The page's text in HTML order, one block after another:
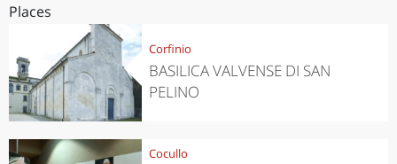
Places
Corfinio
BASILICA VALVENSE DI SAN
PELINO
Cocullo